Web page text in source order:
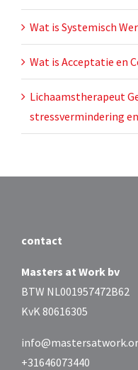
Wat is Systemisch
Wat is Acceptatie en
Lichaamstherapeut
stressvermindering
contact
Masters at Work bv
BTW NL001957472B62
KvK 80616305
+31646073440